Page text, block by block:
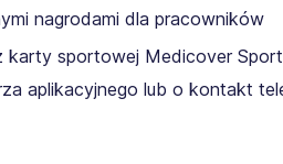
nagrodami dla pracowników
karty sportowej Medicover Sport
aplikacyjnego lub o kontakt